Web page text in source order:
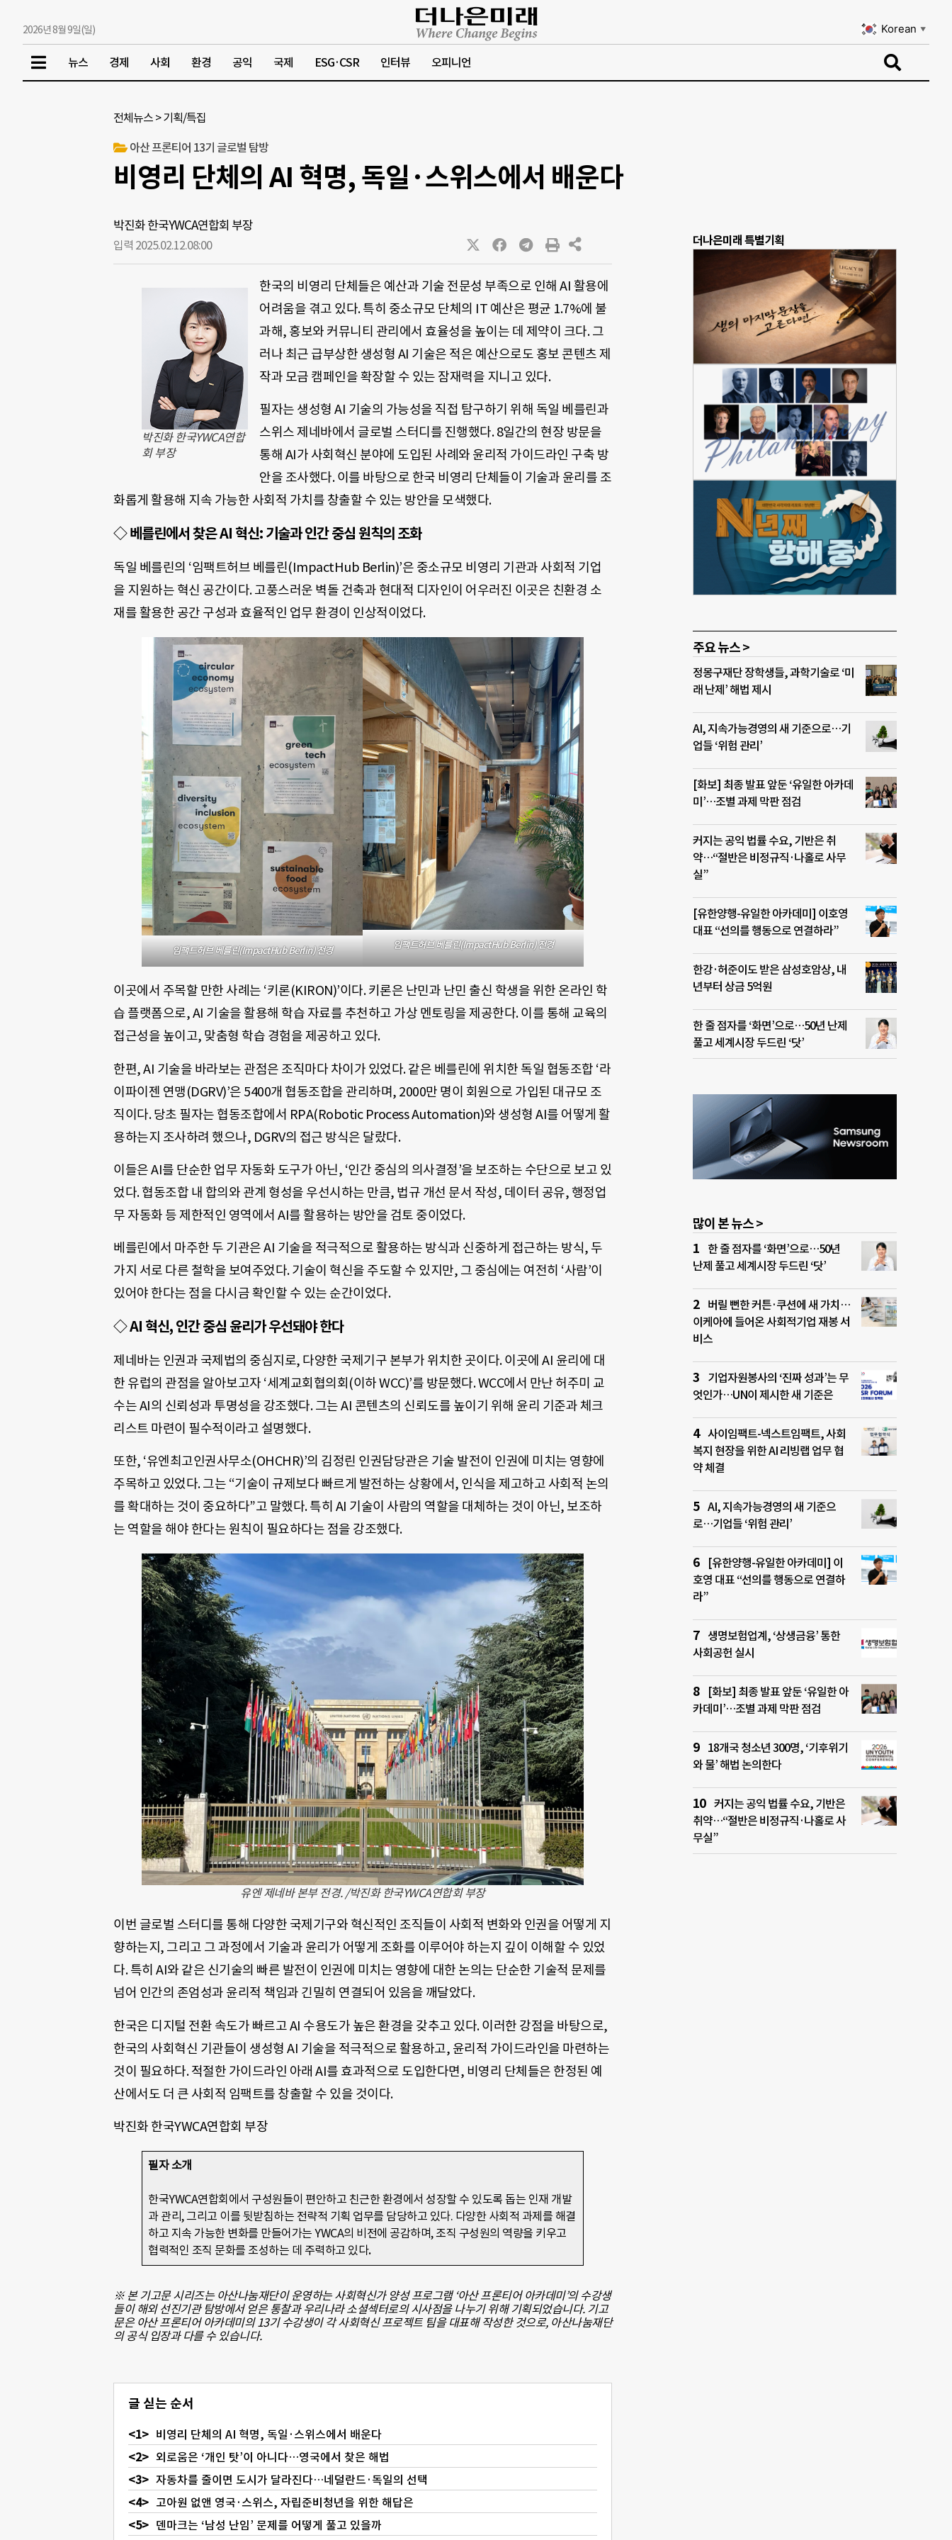
2026년 8월 9일(일) Korean ▼
뉴스 경제 사회 환경 공익 국제 ESG·CSR 인터뷰 오피니언
전체뉴스 >기획/특집
아산 프론티어 13기 글로벌 탐방
비영리 단체의 AI 혁명, 독일·스위스에서 배운다
박진화 한국YWCA연합회 부장
입력 2025.02.12.08:00
박진화 한국YWCA연합
회 부장
한국의 비영리 단체들은 예산과 기술 전문성 부족으로 인해 AI 활용에
어려움을 겪고 있다. 특히 중소규모 단체의 IT 예산은 평균 1.7%에 불
과해, 홍보와 커뮤니티 관리에서 효율성을 높이는 데 제약이 크다. 그
러나 최근 급부상한 생성형 AI 기술은 적은 예산으로도 홍보 콘텐츠 제
작과 모금 캠페인을 확장할 수 있는 잠재력을 지니고 있다.
필자는 생성형 AI 기술의 가능성을 직접 탐구하기 위해 독일 베를린과
스위스 제네바에서 글로벌 스터디를 진행했다. 8일간의 현장 방문을
통해 AI가 사회혁신 분야에 도입된 사례와 윤리적 가이드라인 구축 방
안을 조사했다. 이를 바탕으로 한국 비영리 단체들이 기술과 윤리를 조
화롭게 활용해 지속 가능한 사회적 가치를 창출할 수 있는 방안을 모색했다.
◇베를린에서 찾은 AI 혁신: 기술과 인간 중심 원칙의 조화
독일 베를린의 ‘임팩트허브 베를린(ImpactHub Berlin)’은 중소규모 비영리 기관과 사회적 기업
을 지원하는 혁신 공간이다. 고풍스러운 벽돌 건축과 현대적 디자인이 어우러진 이곳은 친환경 소
재를 활용한 공간 구성과 효율적인 업무 환경이 인상적이었다.
임팩트허브 베를린(ImpactHub Berlin) 전경
임팩트허브 베를린(ImpactHub Berlin) 전경
이곳에서 주목할 만한 사례는 ‘키론(KIRON)’이다. 키론은 난민과 난민 출신 학생을 위한 온라인 학
습 플랫폼으로, AI 기술을 활용해 학습 자료를 추천하고 가상 멘토링을 제공한다. 이를 통해 교육의
접근성을 높이고, 맞춤형 학습 경험을 제공하고 있다.
한편, AI 기술을 바라보는 관점은 조직마다 차이가 있었다. 같은 베를린에 위치한 독일 협동조합 ‘라
이파이젠 연맹(DGRV)’은 5400개 협동조합을 관리하며, 2000만 명이 회원으로 가입된 대규모 조
직이다. 당초 필자는 협동조합에서 RPA(Robotic Process Automation)와 생성형 AI를 어떻게 활
용하는지 조사하려 했으나, DGRV의 접근 방식은 달랐다.
이들은 AI를 단순한 업무 자동화 도구가 아닌, ‘인간 중심의 의사결정’을 보조하는 수단으로 보고 있
었다. 협동조합 내 합의와 관계 형성을 우선시하는 만큼, 법규 개선 문서 작성, 데이터 공유, 행정업
무 자동화 등 제한적인 영역에서 AI를 활용하는 방안을 검토 중이었다.
베를린에서 마주한 두 기관은 AI 기술을 적극적으로 활용하는 방식과 신중하게 접근하는 방식, 두
가지 서로 다른 철학을 보여주었다. 기술이 혁신을 주도할 수 있지만, 그 중심에는 여전히 ‘사람’이
있어야 한다는 점을 다시금 확인할 수 있는 순간이었다.
◇AI 혁신, 인간 중심 윤리가 우선돼야 한다
제네바는 인권과 국제법의 중심지로, 다양한 국제기구 본부가 위치한 곳이다. 이곳에 AI 윤리에 대
한 유럽의 관점을 알아보고자 ‘세계교회협의회(이하 WCC)’를 방문했다. WCC에서 만난 허주미 교
수는 AI의 신뢰성과 투명성을 강조했다. 그는 AI 콘텐츠의 신뢰도를 높이기 위해 윤리 기준과 체크
리스트 마련이 필수적이라고 설명했다.
또한, ‘유엔최고인권사무소(OHCHR)’의 김정린 인권담당관은 기술 발전이 인권에 미치는 영향에
주목하고 있었다. 그는 “기술이 규제보다 빠르게 발전하는 상황에서, 인식을 제고하고 사회적 논의
를 확대하는 것이 중요하다”고 말했다. 특히 AI 기술이 사람의 역할을 대체하는 것이 아닌, 보조하
는 역할을 해야 한다는 원칙이 필요하다는 점을 강조했다.
유엔 제네바 본부 전경. /박진화 한국YWCA연합회 부장
이번 글로벌 스터디를 통해 다양한 국제기구와 혁신적인 조직들이 사회적 변화와 인권을 어떻게 지
향하는지, 그리고 그 과정에서 기술과 윤리가 어떻게 조화를 이루어야 하는지 깊이 이해할 수 있었
다. 특히 AI와 같은 신기술의 빠른 발전이 인권에 미치는 영향에 대한 논의는 단순한 기술적 문제를
넘어 인간의 존엄성과 윤리적 책임과 긴밀히 연결되어 있음을 깨달았다.
한국은 디지털 전환 속도가 빠르고 AI 수용도가 높은 환경을 갖추고 있다. 이러한 강점을 바탕으로,
한국의 사회혁신 기관들이 생성형 AI 기술을 적극적으로 활용하고, 윤리적 가이드라인을 마련하는
것이 필요하다. 적절한 가이드라인 아래 AI를 효과적으로 도입한다면, 비영리 단체들은 한정된 예
산에서도 더 큰 사회적 임팩트를 창출할 수 있을 것이다.
박진화 한국YWCA연합회 부장
필자 소개
한국YWCA연합회에서 구성원들이 편안하고 친근한 환경에서 성장할 수 있도록 돕는 인재 개발
과 관리, 그리고 이를 뒷받침하는 전략적 기획 업무를 담당하고 있다. 다양한 사회적 과제를 해결
하고 지속 가능한 변화를 만들어가는 YWCA의 비전에 공감하며, 조직 구성원의 역량을 키우고
협력적인 조직 문화를 조성하는 데 주력하고 있다.
※ 본 기고문 시리즈는 아산나눔재단이 운영하는 사회혁신가 양성 프로그램 ‘아산 프론티어 아카데미’의 수강생
들이 해외 선진기관 탐방에서 얻은 통찰과 우리나라 소셜섹터로의 시사점을 나누기 위해 기획되었습니다. 기고
문은 아산 프론티어 아카데미의 13기 수강생이 각 사회혁신 프로젝트 팀을 대표해 작성한 것으로, 아산나눔재단
의 공식 입장과 다를 수 있습니다.
글 싣는 순서
비영리 단체의 AI 혁명, 독일·스위스에서 배운다
외로움은 ‘개인 탓’이 아니다…영국에서 찾은 해법
자동차를 줄이면 도시가 달라진다…네덜란드·독일의 선택
고아원 없앤 영국·스위스, 자립준비청년을 위한 해답은
덴마크는 ‘남성 난임’ 문제를 어떻게 풀고 있을까
더나은미래 특별기획
주요 뉴스 >
정몽구재단 장학생들, 과학기술로 ‘미
래 난제’ 해법 제시
AI, 지속가능경영의 새 기준으로…기
업들 ‘위험 관리’
[화보] 최종 발표 앞둔 ‘유일한 아카데
미’…조별 과제 막판 점검
커지는 공익 법률 수요, 기반은 취
약…“절반은 비정규직·나홀로 사무
실”
[유한양행-유일한 아카데미] 이호영
대표 “선의를 행동으로 연결하라”
한강·허준이도 받은 삼성호암상, 내
년부터 상금 5억원
한 줄 점자를 ‘화면’으로…50년 난제
풀고 세계시장 두드린 ‘닷’
많이 본 뉴스 >
한 줄 점자를 ‘화면’으로…50년
난제 풀고 세계시장 두드린 ‘닷’
버릴 뻔한 커튼·쿠션에 새 가치…
이케아에 들어온 사회적기업 재봉 서
비스
기업자원봉사의 ‘진짜 성과’는 무
엇인가…UN이 제시한 새 기준은
사이임팩트-넥스트임팩트, 사회
복지 현장을 위한 AI 리빙랩 업무 협
약 체결
AI, 지속가능경영의 새 기준으
로…기업들 ‘위험 관리’
[유한양행-유일한 아카데미] 이
호영 대표 “선의를 행동으로 연결하
라”
생명보험업계, ‘상생금융’ 통한
사회공헌 실시
[화보] 최종 발표 앞둔 ‘유일한 아
카데미’…조별 과제 막판 점검
18개국 청소년 300명, ‘기후위기
와 물’ 해법 논의한다
커지는 공익 법률 수요, 기반은
취약…“절반은 비정규직·나홀로 사
무실”